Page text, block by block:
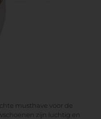
musthave voor de
zijn luchtig en